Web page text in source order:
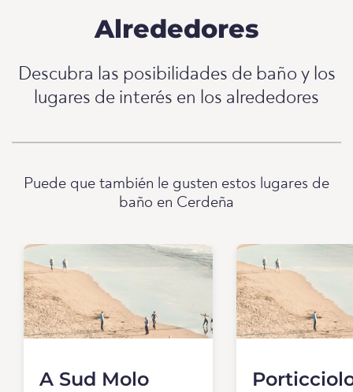
Alrededores
Descubra las posibilidades de baño y los
lugares de interés en los alrededores
Puede que también le gusten estos lugares de
baño en Cerdeña
A Sud Molo